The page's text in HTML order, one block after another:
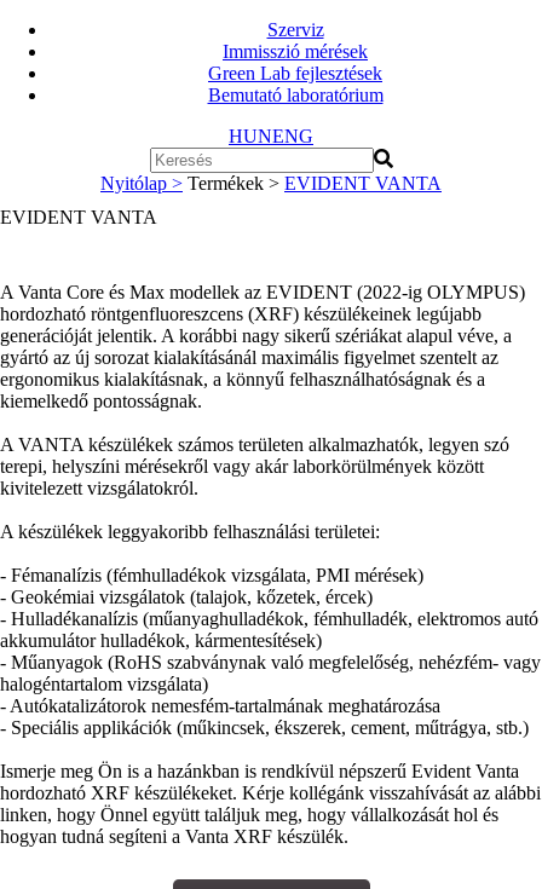
Szerviz
Immisszió mérések
Green Lab fejlesztések
Bemutató laboratórium
HUNENG
Nyitólap > Termékek > EVIDENT VANTA
EVIDENT VANTA
A Vanta Core és Max modellek az EVIDENT (2022-ig OLYMPUS)
hordozható röntgenfluoreszcens (XRF) készülékeinek legújabb
generációját jelentik. A korábbi nagy sikerű szériákat alapul véve, a
gyártó az új sorozat kialakításánál maximális figyelmet szentelt az
ergonomikus kialakításnak, a könnyű felhasználhatóságnak és a
kiemelkedő pontosságnak.
A VANTA készülékek számos területen alkalmazhatók, legyen szó
terepi, helyszíni mérésekről vagy akár laborkörülmények között
kivitelezett vizsgálatokról.
A készülékek leggyakoribb felhasználási területei:
- Fémanalízis (fémhulladékok vizsgálata, PMI mérések)
- Geokémiai vizsgálatok (talajok, kőzetek, ércek)
- Hulladékanalízis (műanyaghulladékok, fémhulladék, elektromos autó
akkumulátor hulladékok, kármentesítések)
- Műanyagok (RoHS szabványnak való megfelelőség, nehézfém- vagy
halogéntartalom vizsgálata)
- Autókatalizátorok nemesfém-tartalmának meghatározása
- Speciális applikációk (műkincsek, ékszerek, cement, műtrágya, stb.)
Ismerje meg Ön is a hazánkban is rendkívül népszerű Evident Vanta
hordozható XRF készülékeket. Kérje kollégánk visszahívását az alábbi
linken, hogy Önnel együtt találjuk meg, hogy vállalkozását hol és
hogyan tudná segíteni a Vanta XRF készülék.